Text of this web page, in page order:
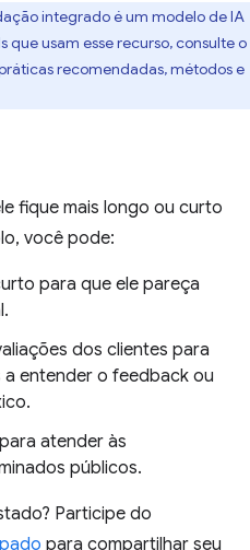
integrado é um modelo de IA
que usam esse recurso, consulte o
recomendadas, métodos e
fique mais longo ou curto
você pode:
para que ele pareça
dos clientes para
entender o feedback ou
atender às
públicos.
Participe do
para compartilhar seu